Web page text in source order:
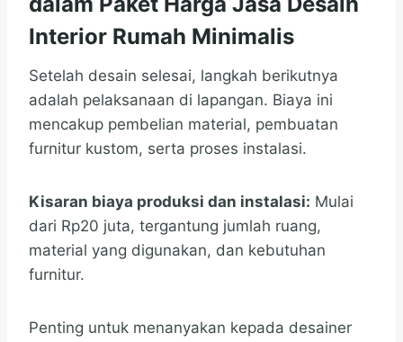
Interior Rumah Minimalis
Setelah desain selesai, langkah berikutnya
adalah pelaksanaan di lapangan. Biaya ini
mencakup pembelian material, pembuatan
furnitur kustom, serta proses instalasi.
Kisaran biaya produksi dan instalasi: Mulai
dari Rp20 juta, tergantung jumlah ruang,
material yang digunakan, dan kebutuhan
furnitur.
Penting untuk menanyakan kepada desainer